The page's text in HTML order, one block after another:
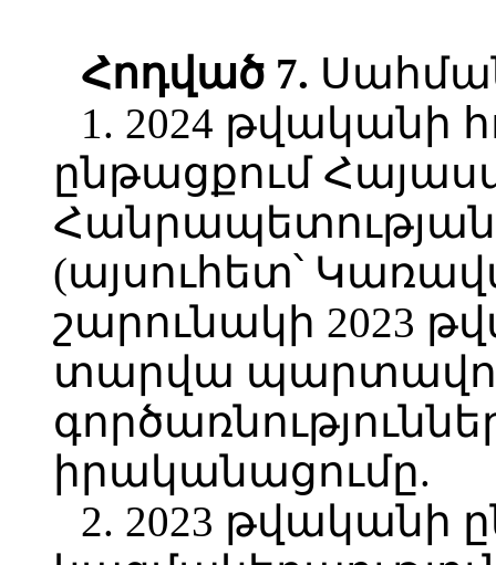
Հոդված 7.
1. 2024 թվականի
ընթացքում
Հանրապետության
(այսուհետ՝
շարունակի 2023
տարվա
իրականացումը.
2. 2023 թվականի